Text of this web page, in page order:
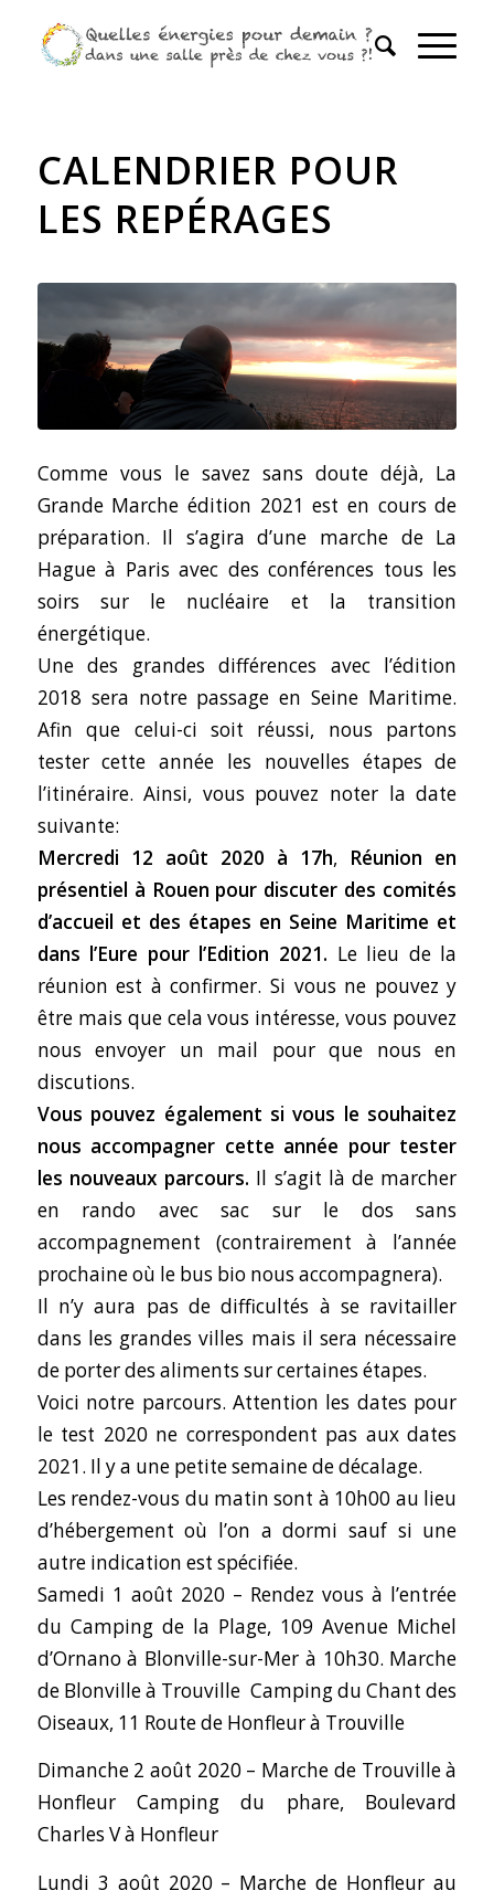
CALENDRIER POUR
LES REPÉRAGES
Comme vous le savez sans doute déjà, La
Grande Marche édition 2021 est en cours de
préparation. Il s’agira d’une marche de La
Hague à Paris avec des conférences tous les
soirs sur le nucléaire et la transition
énergétique.
Une des grandes différences avec l’édition
2018 sera notre passage en Seine Maritime.
Afin que celui-ci soit réussi, nous partons
tester cette année les nouvelles étapes de
l’itinéraire. Ainsi, vous pouvez noter la date
suivante:
Mercredi 12 août 2020 à 17h, Réunion en
présentiel à Rouen pour discuter des comités
d’accueil et des étapes en Seine Maritime et
dans l’Eure pour l’Edition 2021. Le lieu de la
réunion est à confirmer. Si vous ne pouvez y
être mais que cela vous intéresse, vous pouvez
nous envoyer un mail pour que nous en
discutions.
Vous pouvez également si vous le souhaitez
nous accompagner cette année pour tester
les nouveaux parcours. Il s’agit là de marcher
en rando avec sac sur le dos sans
accompagnement (contrairement à l’année
prochaine où le bus bio nous accompagnera).
Il n’y aura pas de difficultés à se ravitailler
dans les grandes villes mais il sera nécessaire
de porter des aliments sur certaines étapes.
Voici notre parcours. Attention les dates pour
le test 2020 ne correspondent pas aux dates
2021. Il y a une petite semaine de décalage.
Les rendez-vous du matin sont à 10h00 au lieu
d’hébergement où l’on a dormi sauf si une
autre indication est spécifiée.
Samedi 1 août 2020 – Rendez vous à l’entrée
du Camping de la Plage, 109 Avenue Michel
d’Ornano à Blonville-sur-Mer à 10h30. Marche
de Blonville à Trouville Camping du Chant des
Oiseaux, 11 Route de Honfleur à Trouville
Dimanche 2 août 2020 – Marche de Trouville à
Honfleur Camping du phare, Boulevard
Charles V à Honfleur
Lundi 3 août 2020 – Marche de Honfleur au